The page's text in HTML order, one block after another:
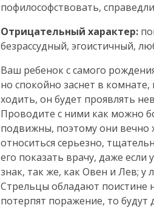
пофилософствовать,
Отрицательный характер:
безрассудный, эгоистичный,
Ваш ребенок с самого
но спокойно заснет в
ходить, он будет проявлять
Проводите с ними как можно
подвижны, поэтому они вечно
относиться серьезно,
его показать врачу, даже
знак, так же, как Овен и Лев;
Стрельцы обладают поистине
потерпят поражение, то